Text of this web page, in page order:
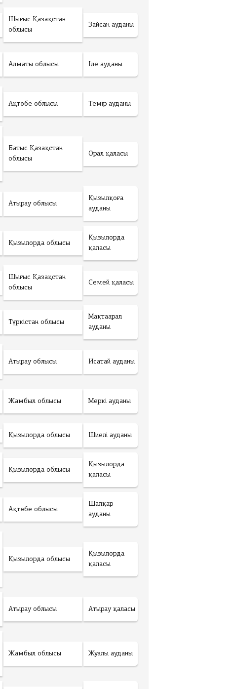
Шығыс Қазақстан
облысы
Зайсан ауданы
Алматы облысы Іле ауданы
Ақтөбе облысы Темір ауданы
Батыс Қазақстан
облысы
Орал қаласы
Атырау облысы
Қызылқоға
ауданы
Қызылорда облысы
Қызылорда
қаласы
Шығыс Қазақстан
облысы
Семей қаласы
Түркістан облысы
Мақтаарал
ауданы
Атырау облысы Исатай ауданы
Жамбыл облысы Меркі ауданы
Қызылорда облысы Шиелі ауданы
Қызылорда облысы
Қызылорда
қаласы
Ақтөбе облысы
Шалқар
ауданы
Қызылорда облысы
Қызылорда
қаласы
Атырау облысы Атырау қаласы
Жамбыл облысы Жуалы ауданы